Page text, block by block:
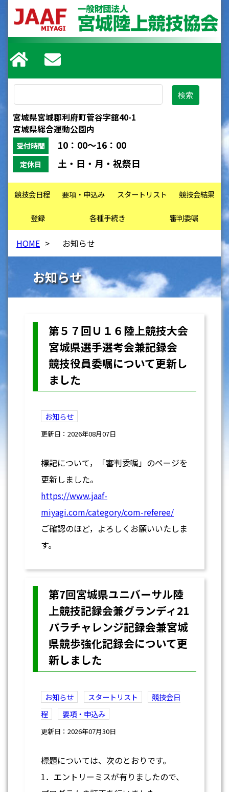
宮城県宮城郡利府町菅谷字舘40-1
宮城県総合運動公園内
受付時間 10：00～16：00
定休日 土・日・月・祝祭日
競技会日程 要項・申込み スタートリスト 競技会結果
登録 各種手続き 審判委嘱
HOME > お知らせ
お知らせ
第５７回Ｕ１６陸上競技大会
宮城県選手選考会兼記録会
競技役員委嘱について更新し
ました
お知らせ
更新日：2026年08月07日
標記について，「審判委嘱」のページを
更新しました。
https://www.jaaf-
miyagi.com/category/com-referee/
ご確認のほど，よろしくお願いいたしま
す。
第7回宮城県ユニバーサル陸
上競技記録会兼グランディ21
パラチャレンジ記録会兼宮城
県競歩強化記録会について更
新しました
お知らせ スタートリスト
競技会日
程
要項・申込み
更新日：2026年07月30日
標題については、次のとおりです。
1．エントリーミスが有りましたので、